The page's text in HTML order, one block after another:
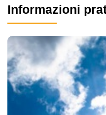
Informazioni